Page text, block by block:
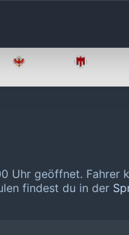
Uhr geöffnet. Fahrer
findest du in der